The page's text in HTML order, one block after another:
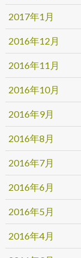
2017年1月
2016年12月
2016年11月
2016年10月
2016年9月
2016年8月
2016年7月
2016年6月
2016年5月
2016年4月